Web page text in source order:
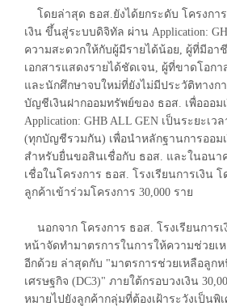
โดยล่าสุด ธอส.ยังได้ยกระดับ โครงการ
เงิน ขึ้นสู่ระบบดิจิทัล ผ่าน Application:
ความสะดวกให้กับผู้มีรายได้น้อย, ผู้ที่มีอา
เอกสารแสดงรายได้ชัดเจน, ผู้ที่ขาดโอกา
และนักศึกษาจบใหม่ที่ยังไม่มีประวัติทางก
บัญชีเงินฝากออมทรัพย์ของ ธอส. เพื่อออม
Application: GHB ALL GEN เป็นระยะเว
(ทุกบัญชีรวมกัน) เพื่อนำหลักฐานการออม
สำหรับยื่นขอสินเชื่อกับ ธอส. และในอนา
เชื่อในโครงการ ธอส. โรงเรียนการเงิน
ลูกค้าเข้าร่วมโครงการ 30,000 ราย
นอกจาก โครงการ ธอส. โรงเรียนการ
หน้าจัดทำมาตรการในการให้ความช่วยเ
อีกด้วย ล่าสุดกับ "มาตรการช่วยเหลือลูก
เศรษฐกิจ (DC3)" ภายใต้กรอบวงเงิน
หมายไปยังลูกค้ากลุ่มที่ต้องเฝ้าระวังเป็นพิ